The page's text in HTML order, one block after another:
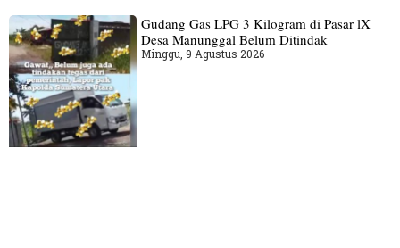
Gudang‎ Gas LPG 3 Kilogram di Pasar lX
Desa Manunggal Belum Ditindak
Minggu, 9 Agustus 2026